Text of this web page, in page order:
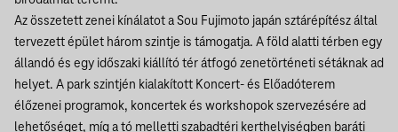
Az összetett zenei kínálatot a Sou Fujimoto japán sztárépítész által
tervezett épület három szintje is támogatja. A föld alatti térben egy
állandó és egy időszaki kiállító tér átfogó zenetörténeti sétáknak ad
helyet. A park szintjén kialakított Koncert- és Előadóterem
élőzenei programok, koncertek és workshopok szervezésére ad
lehetőséget, míg a tó melletti szabadtéri kerthelyiségben baráti